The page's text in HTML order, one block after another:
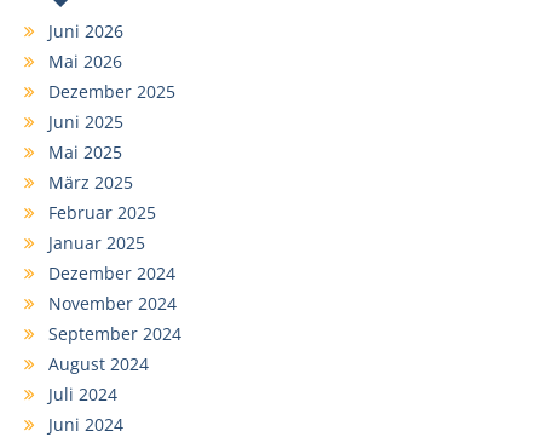
Juni 2026
Mai 2026
Dezember 2025
Juni 2025
Mai 2025
März 2025
Februar 2025
Januar 2025
Dezember 2024
November 2024
September 2024
August 2024
Juli 2024
Juni 2024